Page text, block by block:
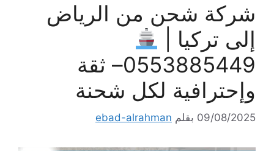
شركة شحن من الرياض
إلى تركيا |
0553885449– ثقة
وإحترافية لكل شحنة
09/08/2025 بقلم ebad-alrahman